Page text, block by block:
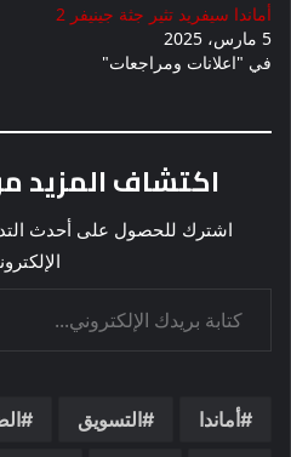
أماندا سيفريد تثير جثة جينيفر 2
5 مارس، 2025
في "اعلانات ومراجعات"
اكتشاف المزيد
اشترك للحصول على أحدث
أماندا التسويق